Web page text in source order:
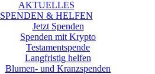
AKTUELLES
SPENDEN & HELFEN
Jetzt Spenden
Spenden mit Krypto
Testamentspende
Langfristig helfen
Blumen- und Kranzspenden